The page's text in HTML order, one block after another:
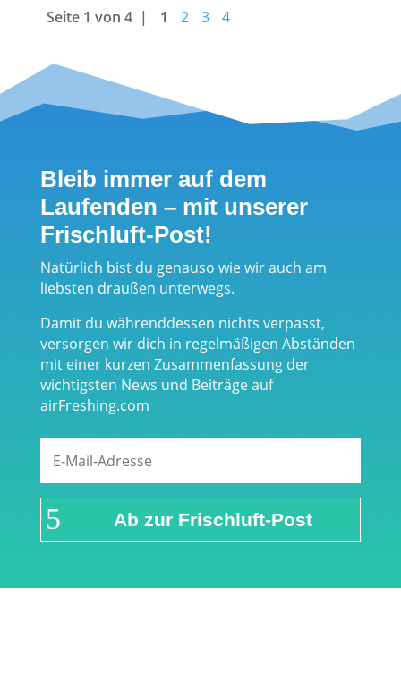
Seite 1 von 4 1 2 3 4
Bleib immer auf dem
Laufenden – mit unserer
Frischluft-Post!
Natürlich bist du genauso wie wir auch am
liebsten draußen unterwegs.
Damit du währenddessen nichts verpasst,
versorgen wir dich in regelmäßigen Abständen
mit einer kurzen Zusammenfassung der
wichtigsten News und Beiträge auf
airFreshing.com
Ab zur Frischluft-Post